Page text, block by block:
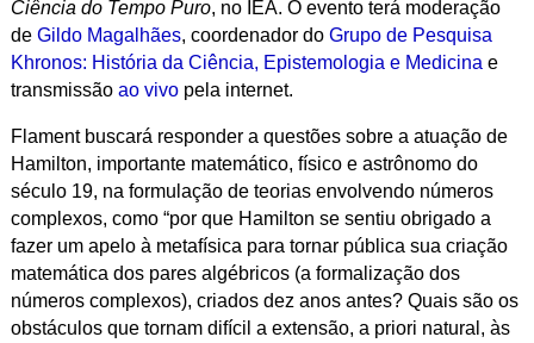
Ciência do Tempo Puro, no IEA. O evento terá moderação
de Gildo Magalhães, coordenador do Grupo de Pesquisa
Khronos: História da Ciência, Epistemologia e Medicina e
transmissão ao vivopela internet.
Flament buscará responder a questões sobre a atuação de
Hamilton, importante matemático, físico e astrônomo do
século 19, na formulação de teorias envolvendo números
complexos, como “por que Hamilton se sentiu obrigado a
fazer um apelo à metafísica para tornar pública sua criação
matemática dos pares algébricos (a formalização dos
números complexos), criados dez anos antes? Quais são os
obstáculos que tornam difícil a extensão, a priori natural, às